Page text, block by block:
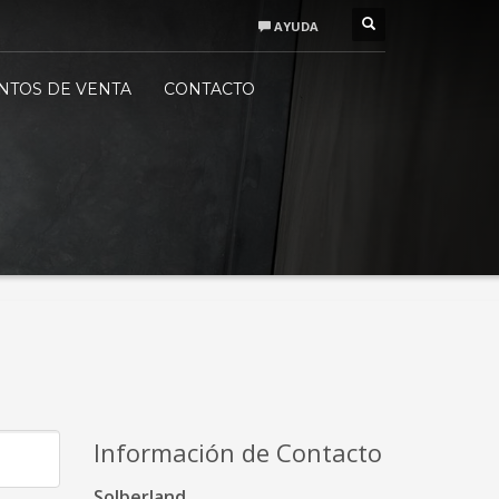
PROFESIONAL
a Jueves:
AYUDA
DE VENTA CONTACTO
Información de Contacto